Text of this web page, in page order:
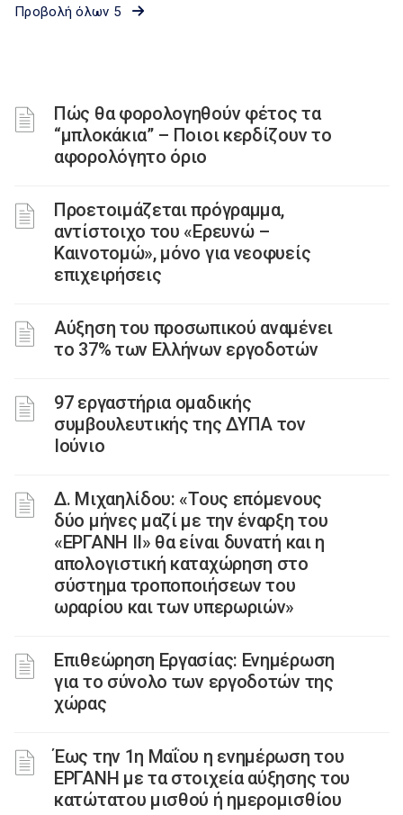
Προβολή όλων 5
Πώς θα φορολογηθούν φέτος τα
“μπλοκάκια” – Ποιοι κερδίζουν το
αφορολόγητο όριο
Προετοιμάζεται πρόγραμμα,
αντίστοιχο του «Ερευνώ –
Καινοτομώ», μόνο για νεοφυείς
επιχειρήσεις
Αύξηση του προσωπικού αναμένει
το 37% των Ελλήνων εργοδοτών
97 εργαστήρια ομαδικής
συμβουλευτικής της ΔΥΠΑ τον
Ιούνιο
Δ. Μιχαηλίδου: «Τους επόμενους
δύο μήνες μαζί με την έναρξη του
«ΕΡΓΑΝΗ ΙΙ» θα είναι δυνατή και η
απολογιστική καταχώρηση στο
σύστημα τροποποιήσεων του
ωραρίου και των υπερωριών»
Επιθεώρηση Εργασίας: Ενημέρωση
για το σύνολο των εργοδοτών της
χώρας
Έως την 1η Μαΐου η ενημέρωση του
ΕΡΓΑΝΗ με τα στοιχεία αύξησης του
κατώτατου μισθού ή ημερομισθίου